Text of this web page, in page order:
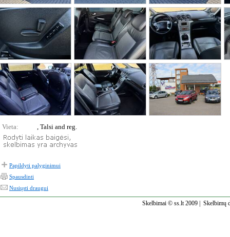
Vieta: , Talsi and reg.
Papildyti palyginimui
Spausdinti
Nusiųsti draugui
Skelbimai © ss.lt 2009 | Skelbimų